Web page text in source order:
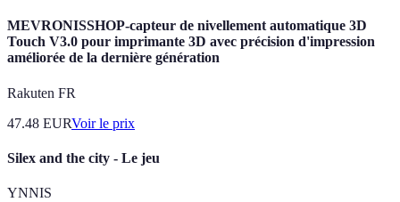
MEVRONISSHOP-capteur de nivellement automatique 3D
Touch V3.0 pour imprimante 3D avec précision d'impression
améliorée de la dernière génération
Rakuten FR
47.48 EURVoir le prix
Silex and the city - Le jeu
YNNIS